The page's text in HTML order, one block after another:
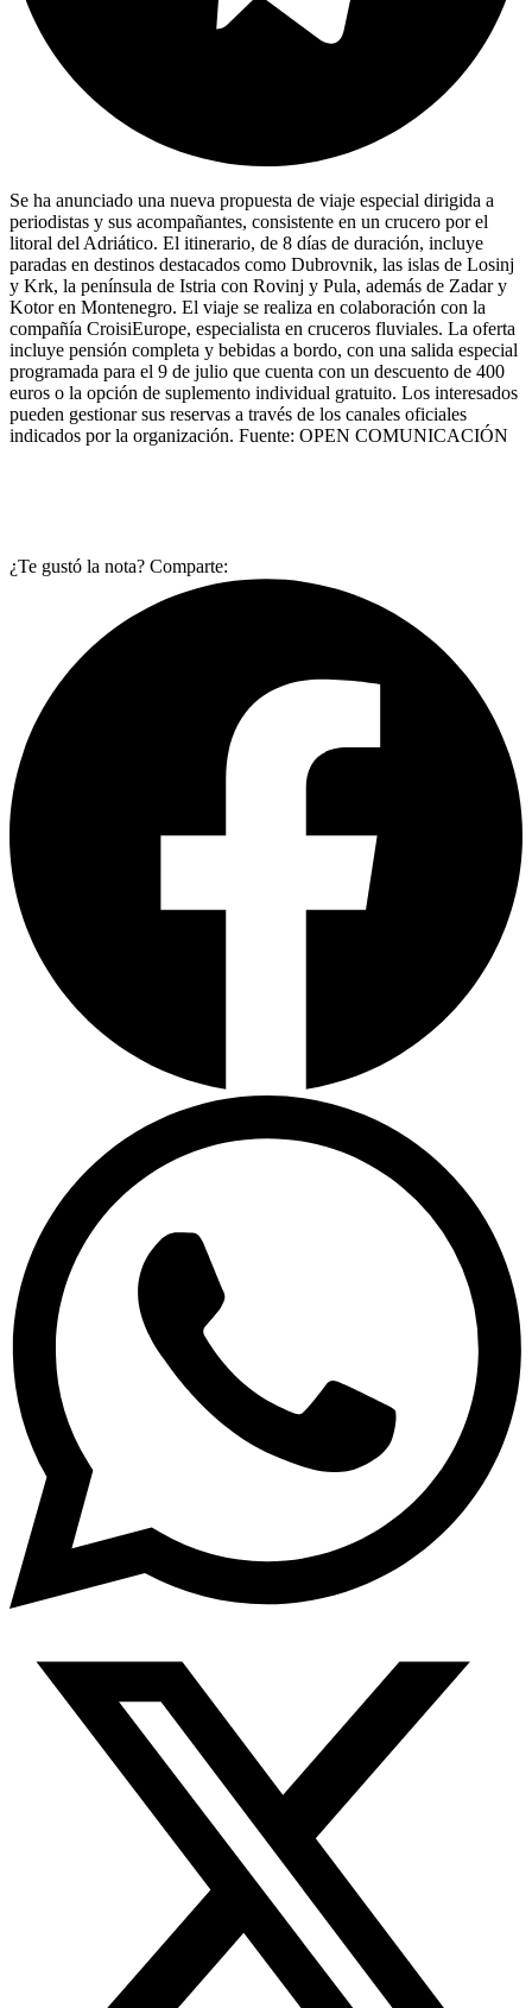
Se ha anunciado una nueva propuesta de viaje especial dirigida a
periodistas y sus acompañantes, consistente en un crucero por el
litoral del Adriático. El itinerario, de 8 días de duración, incluye
paradas en destinos destacados como Dubrovnik, las islas de Losinj
y Krk, la península de Istria con Rovinj y Pula, además de Zadar y
Kotor en Montenegro. El viaje se realiza en colaboración con la
compañía CroisiEurope, especialista en cruceros fluviales. La oferta
incluye pensión completa y bebidas a bordo, con una salida especial
programada para el 9 de julio que cuenta con un descuento de 400
euros o la opción de suplemento individual gratuito. Los interesados
pueden gestionar sus reservas a través de los canales oficiales
indicados por la organización. Fuente: OPEN COMUNICACIÓN
¿Te gustó la nota? Comparte: